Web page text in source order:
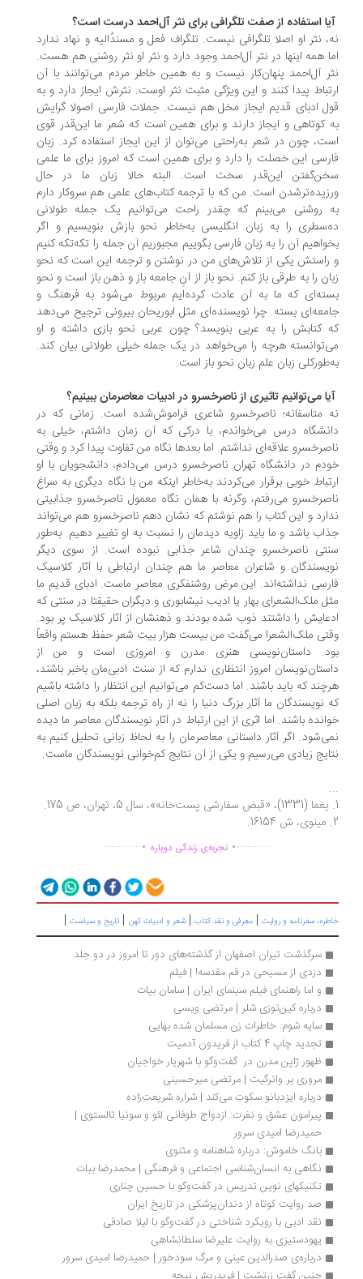
استفاده از صفت تلگرافی برای نثر آل‌احمد درست است؟
نثر او اصلا تلگرافی نیست. تلگراف فعل و مسندٌالیه و نهاد ندارد
همه اینها در نثر آل‌احمد وجود دارد و نثر او نثر روشنی هم هست.
آل‌احمد پنهان‌کار نیست و به همین خاطر مردم می‌توانند با آن
پیدا کنند و این ویژگی مثبت نثر اوست. نثرش ایجاز دارد و به
ادبای قدیم ایجاز مخل هم نیست. جملات فارسی اصولا گرایش
کوتاهی و ایجاز دارند و برای همین است که شعر ما این‌قدر قوی
چون در شعر به‌راحتی می‌توان از این ایجاز استفاده کرد. زبان
این خصلت را دارد و برای همین است که امروز برای ما علمی
این‌قدر سخت است. البته حالا زبان ما در حال
است. من که با ترجمه کتاب‌های علمی هم سروکار دارم
روشنی می‌بینم که چقدر راحت می‌توانیم یک جمله طولانی
را به زبان انگلیسی به‌خاطر نحو بازش بنویسیم و اگر
آن را به زبان فارسی بگوییم مجبوریم آن جمله را تکه‌تکه کنیم
یکی از تلاش‌های من در نوشتن و ترجمه این است که نحو
را به طرقی باز کنم. نحو باز از آنِ جامعه باز و ذهن باز است و نحو
که ما به آن عادت کرده‌ایم مربوط می‌شود به فرهنگ و
بسته. چرا نویسنده‌ای مثل ابوریحان بیرونی ترجیح می‌دهد
کتابش را به عربی بنویسد؟ چون عربی نحو بازی داشته و او
هرچه را می‌خواهد در یک جمله خیلی طولانی بیان کند.
زبان علم زبان نحو باز است.
می‌توانیم تاثیری از ناصرخسرو در ادبیات معاصرمان ببینیم؟
متاسفانه؛ ناصرخسرو شاعری فراموش‌شده است. زمانی که در
درس می‌خواندم، با درکی که آن زمان داشتم، خیلی به
علاقه‌ای نداشتم. اما بعدها نگاه من تفاوت پیدا کرد و وقتی
در دانشگاه تهران ناصرخسرو درس می‌دادم، دانشجویان با او
خوبی برقرار می‌کردند به‌خاطر اینکه من با نگاه دیگری به سراغ
می‌رفتم، وگرنه با همان نگاه معمول ناصرخسرو جذابیتی
و این کتاب را هم نوشتم که نشان دهم ناصرخسرو هم می‌تواند
باشد و ما باید زاویه دیدمان را نسبت به او تغییر دهیم. به‌طور
ناصرخسرو چندان شاعر جذابی نبوده است. از سوی دیگر
و شاعران معاصر ما هم چندان ارتباطی با آثار کلاسیک
نداشته‌اند. این مرض روشنفکری معاصر ماست. ادبای قدیم ما
ملک‌الشعرای بهار یا ادیب نیشابوری و دیگران حقیقتا در سنتی که
را داشتند ذوب شده‌ بودند و ذهنشان از آثار کلاسیک پر بود.
ملک‌الشعرا می‌گفت من بیست هزار بیت شعر حفظ هستم واقعاً
داستان‌نویسی هنری مدرن و امروزی است و من از
امروز انتظاری ندارم که از سنت ادبی‌مان باخبر باشند،
که باید باشند. اما دست‌کم می‌توانیم این انتظار را داشته باشیم
نویسندگان ما آثار بزرگ دنیا را نه از راه ترجمه بلکه به زبان اصلی
باشند. اما اثری از این ارتباط در آثار نویسندگان معاصر ما دیده
اگر آثار داستانی معاصرمان را به لحاظ زبانی تحلیل کنیم به
زیادی می‌رسیم و یکی از آن نتایج کم‌خوانی نویسندگان ماست.
............... .تجربه‌ی زندگی دوباره ...............
سفرنامه‌ و روایت|معرفی و نقد کتاب|شعر و ادبیات کهن|تاریخ و سیاست |
سرگذشت تیران اصفهان از گذشته‌های دور تا امروز در دو جلد
دزدی از مسیحی در قم مقدسه! | فیلم
و اما راهنمای فیلم سینمای ایران | سامان بیات
درباره کین‌توزی شلر | مرتضی ویسی
سایه شوم: خاطرات زن مسلمان شده بهایی
تجدید چاپ 4 کتاب از فریدون آدمیت
ظهور ژاپن ‌مدرن در  گفت‌و‌گو با شهریار خواجیان
مروری بر واترگیت | مرتضی میرحسینی
درباره ایزدبانو سکوت می‌کند | شراره شریعت‌زاده
پیرامون عشق و نفرت: ازدواج طوفانی لئو و سونیا تالستوی |
حمیدرضا امیدی سرور
بانگ خاموش: درباره شاهنامه و مثنوی
نگاهی به انسان‌شناسی اجتماعی و فرهنگی | محمدرضا بیات
تکنیکهای نوین تدریس در گفت‌وگو با حسین چناری
صد روایت کوتاه از دندان‌پزشکی در تاریخ ایران
نقد ادبی با رویکرد شناختی در گفت‌وگو با لیلا صادقی
یهودستیزی به روایت علیرضا سلطانشاهی
درباره‌ی صدرالدین عینی و مرگ سودخور | حمیدرضا امیدی سرور